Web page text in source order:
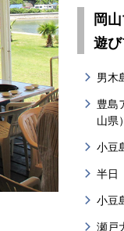
岡
遊
男木
豊島
山県）
小豆
半日
小豆
瀬戸